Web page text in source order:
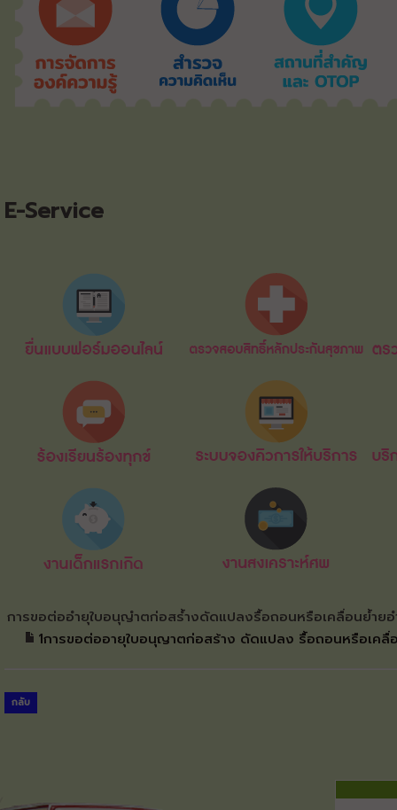
E-Service
การขอต่ออำยุใบอนุญำตก่อสร้ำงดัดแปลงรื้อถอนหรือเคลื่อนย้ำยอ
1การขอต่ออายุใบอนุญาตก่อสร้าง ดัดแปลง รื้อถอนหรือเคลื่
กลับ